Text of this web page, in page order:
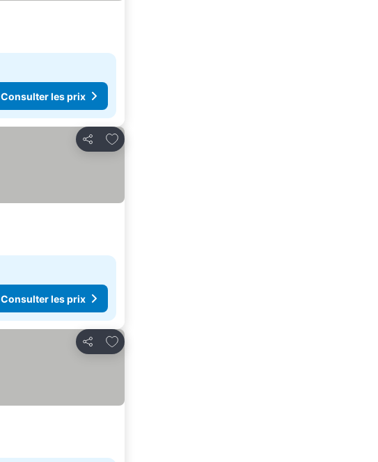
Consulter les prix
Partager
Ajouter à mes favoris
Consulter les prix
Partager
Ajouter à mes favoris